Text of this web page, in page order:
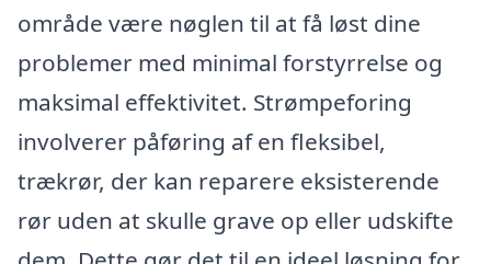
område være nøglen til at få løst dine
problemer med minimal forstyrrelse og
maksimal effektivitet. Strømpeforing
involverer påføring af en fleksibel,
trækrør, der kan reparere eksisterende
rør uden at skulle grave op eller udskifte